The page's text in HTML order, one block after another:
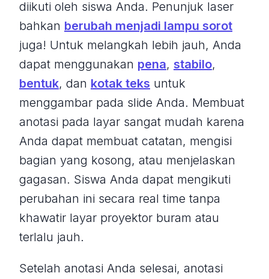
diikuti oleh siswa Anda. Penunjuk laser
bahkan berubah menjadi lampu sorot
juga! Untuk melangkah lebih jauh, Anda
dapat menggunakan pena, stabilo,
bentuk, dan kotak teks untuk
menggambar pada slide Anda. Membuat
anotasi pada layar sangat mudah karena
Anda dapat membuat catatan, mengisi
bagian yang kosong, atau menjelaskan
gagasan. Siswa Anda dapat mengikuti
perubahan ini secara real time tanpa
khawatir layar proyektor buram atau
terlalu jauh.
Setelah anotasi Anda selesai, anotasi